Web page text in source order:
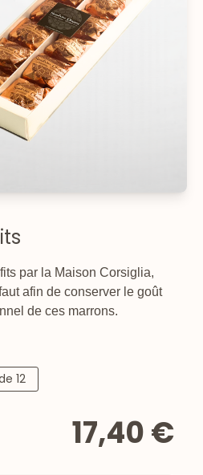
par la Maison Corsiglia,
afin de conserver le goût
de ces marrons.
12
17,40 €